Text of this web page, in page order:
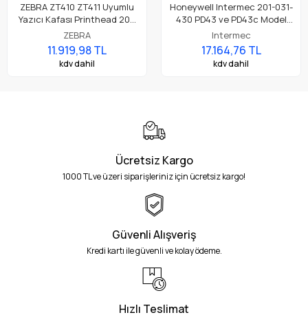
ZEBRA ZT410 ZT411 Uyumlu
Yazıcı Kafası Printhead 203
Dpi Parça No: P1058930-009
ZEBRA
11.919,98 TL
kdv dahil
Honeywell Intermec 201-031-
430 PD43 ve PD43c Model
Barkod Etiket Yazıcı 203 Dpi
Termal Baskı Kafası
Intermec
17.164,76 TL
kdv dahil
Ücretsiz Kargo
1000 TL ve üzeri siparişleriniz için ücretsiz kargo!
Güvenli Alışveriş
Kredi kartı ile güvenli ve kolay ödeme.
Hızlı Teslimat